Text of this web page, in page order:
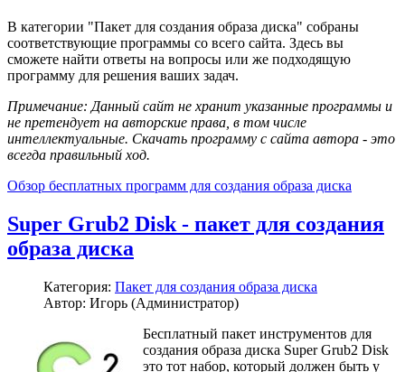
В категории "Пакет для создания образа диска" собраны
соответствующие программы со всего сайта. Здесь вы
сможете найти ответы на вопросы или же подходящую
программу для решения ваших задач.
Примечание: Данный сайт не хранит указанные программы и
не претендует на авторские права, в том числе
интеллектуальные. Скачать программу с сайта автора - это
всегда правильный ход.
Обзор бесплатных программ для создания образа диска
Super Grub2 Disk - пакет для создания
образа диска
Категория: Пакет для создания образа диска
Автор: Игорь (Администратор)
Бесплатный пакет инструментов для
создания образа диска Super Grub2 Disk
это тот набор, который должен быть у